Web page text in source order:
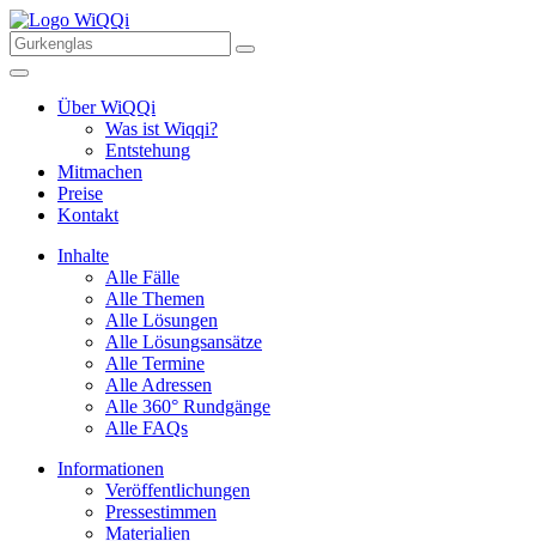
Über WiQQi
Was ist Wiqqi?
Entstehung
Mitmachen
Preise
Kontakt
Inhalte
Alle Fälle
Alle Themen
Alle Lösungen
Alle Lösungsansätze
Alle Termine
Alle Adressen
Alle 360° Rundgänge
Alle FAQs
Informationen
Veröffentlichungen
Pressestimmen
Materialien